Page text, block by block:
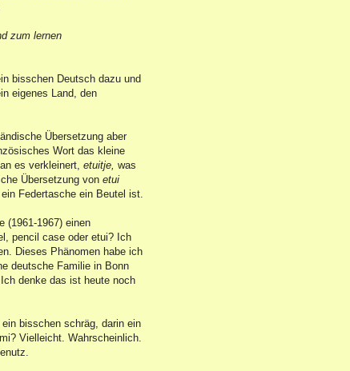
zum lernen
bisschen Deutsch dazu und
eigenes Land, den
Übersetzung aber
Wort das kleine
es verkleinert, etuitje, was
Übersetzung von etui
Federtasche ein Beutel ist.
(1961-1967) einen
pencil case oder etui? Ich
Dieses Phänomen habe ich
deutsche Familie in Bonn
denke das ist heute noch
bisschen schräg, darin ein
Vielleicht. Wahrscheinlich.